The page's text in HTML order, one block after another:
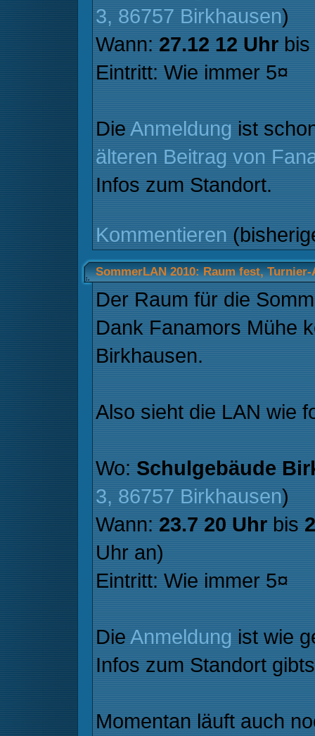
3, 86757 Birkhausen)
Wann: 27.12 12 Uhr bis
Eintritt: Wie immer 5¤
Die Anmeldung ist
älteren Beitrag von
Infos zum Standort.
Kommentieren
SommerLAN 2010: Raum fest,
Der Raum für die
Dank Fanamors Mühe
Birkhausen.
Also sieht die LAN wie
Wo: Schulgebäude
3, 86757 Birkhausen)
Wann: 23.7 20 Uhr bis
Uhr an)
Eintritt: Wie immer 5¤
Die Anmeldung ist wie
Infos zum Standort
Momentan läuft auch